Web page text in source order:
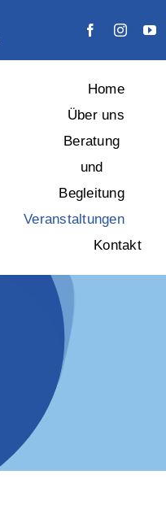
Home
Über uns
Beratung
und
Begleitung
Veranstaltungen
Kontakt